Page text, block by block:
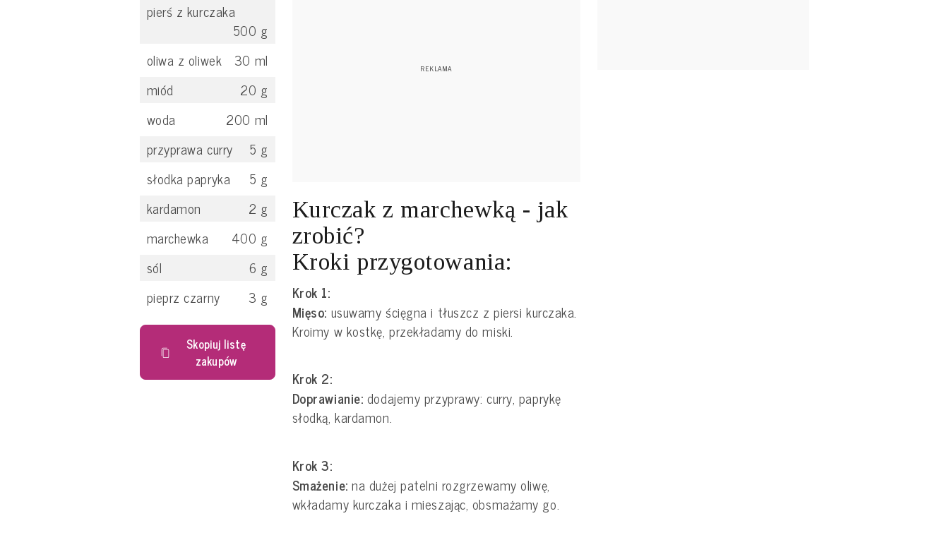
pierś z kurczaka
500 g
oliwa z oliwek
30 ml
miód
20 g
woda
200 ml
przyprawa curry
5 g
słodka papryka
5 g
kardamon
2 g
marchewka
400 g
sól
6 g
pieprz czarny
3 g
Skopiuj listę
zakupów
Kurczak z marchewką - jak
zrobić?
Kroki przygotowania:
Krok 1:
Mięso: usuwamy ścięgna i tłuszcz z piersi kurczaka.
Kroimy w kostkę, przekładamy do miski.
Krok 2:
Doprawianie: dodajemy przyprawy: curry, paprykę
słodką, kardamon.
Krok 3:
Smażenie: na dużej patelni rozgrzewamy oliwę,
wkładamy kurczaka i mieszając, obsmażamy go.